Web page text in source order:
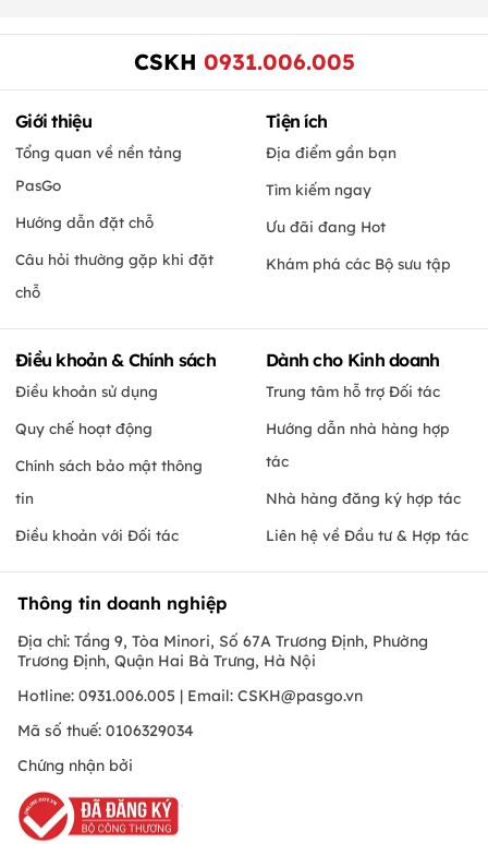
CSKH 0931.006.005
Giới thiệu
Tổng quan về nền tảng
PasGo
Hướng dẫn đặt chỗ
Câu hỏi thường gặp khi đặt
chỗ
Tiện ích
Địa điểm gần bạn
Tìm kiếm ngay
Ưu đãi đang Hot
Khám phá các Bộ sưu tập
Điều khoản & Chính sách
Điều khoản sử dụng
Quy chế hoạt động
Chính sách bảo mật thông
tin
Điều khoản với Đối tác
Dành cho Kinh doanh
Trung tâm hỗ trợ Đối tác
Hướng dẫn nhà hàng hợp
tác
Nhà hàng đăng ký hợp tác
Liên hệ về Đầu tư & Hợp tác
Thông tin doanh nghiệp
Địa chỉ: Tầng 9, Tòa Minori, Số 67A Trương Định, Phường
Trương Định, Quận Hai Bà Trưng, Hà Nội
Hotline: 0931.006.005 | Email: CSKH@pasgo.vn
Mã số thuế: 0106329034
Chứng nhận bởi